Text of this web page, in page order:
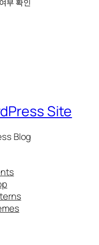
부 확인
Site
Blog